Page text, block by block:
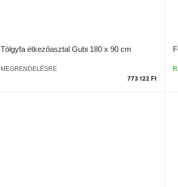
Tölgyfa étkezőasztal Gubi 180 x 90 cm
MEGRENDELÉSRE
773 122 Ft